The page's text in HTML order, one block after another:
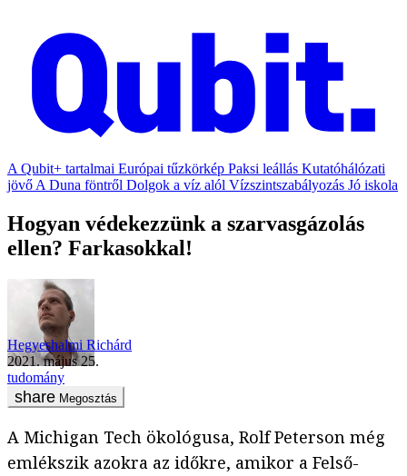
A Qubit+ tartalmai Európai tűzkörkép Paksi leállás Kutatóhálózati
jövő A Duna föntről Dolgok a víz alól Vízszintszabályozás Jó iskola
Hogyan védekezzünk a szarvasgázolás
ellen? Farkasokkal!
Hegyeshalmi Richárd
2021. május 25.
tudomány
Megosztás
A Michigan Tech ökológusa, Rolf Peterson még
emlékszik azokra az időkre, amikor a Felső-